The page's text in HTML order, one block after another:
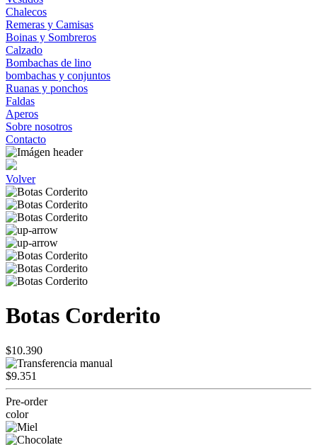
Chalecos
Remeras y Camisas
Boinas y Sombreros
Calzado
Bombachas de lino
bombachas y conjuntos
Ruanas y ponchos
Faldas
Aperos
Sobre nosotros
Contacto
Volver
Botas Corderito
$10.390
$9.351
Pre-order
color